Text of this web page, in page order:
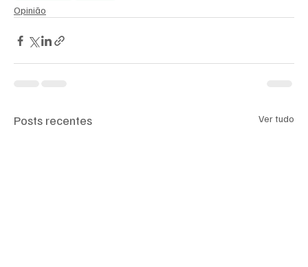
Opinião
Posts recentes Ver tudo